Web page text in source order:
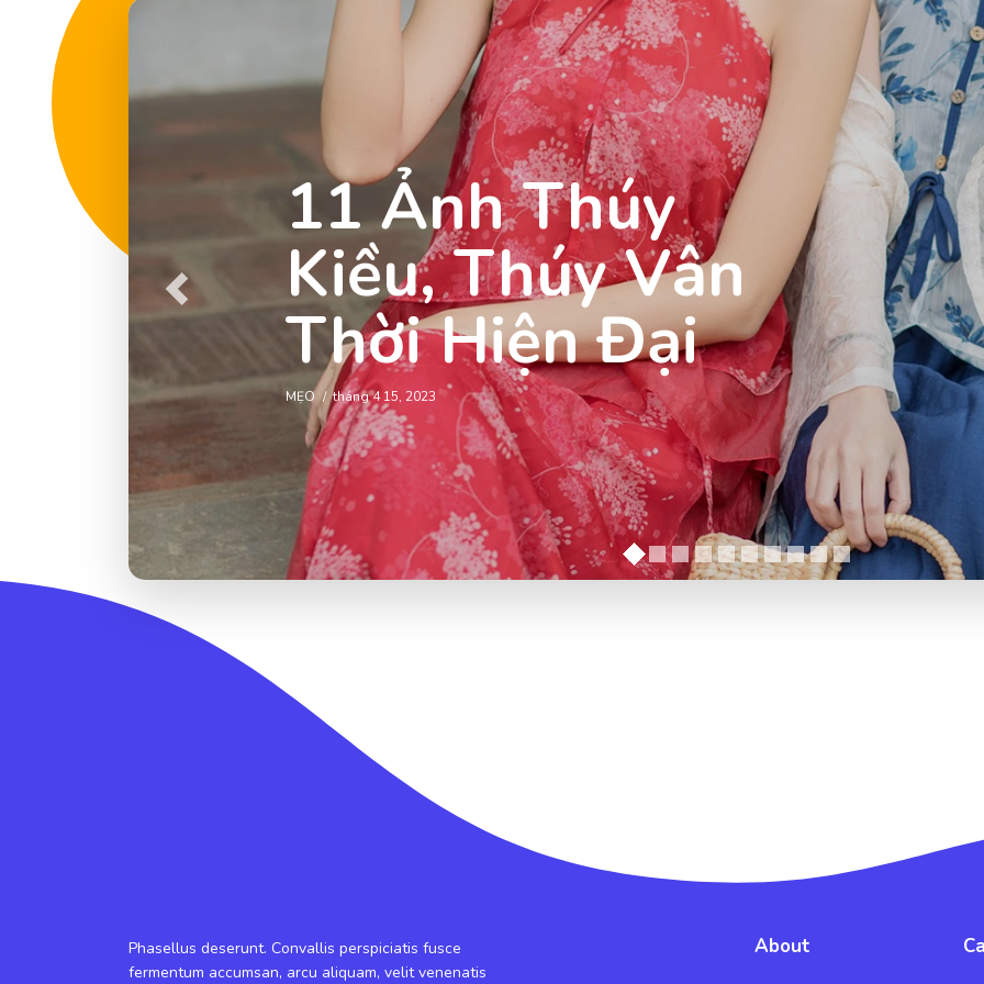
11 Ảnh Thúy
Kiều, Thúy Vân
Thời Hiện Đại
MẸO tháng 4 15, 2023
Previous
Phasellus deserunt. Convallis perspiciatis fusce
fermentum accumsan, arcu aliquam, velit venenatis
About